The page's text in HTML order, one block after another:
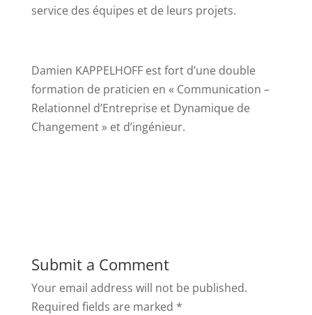
service des équipes et de leurs projets.
Damien KAPPELHOFF est fort d’une double
formation de praticien en « Communication –
Relationnel d’Entreprise et Dynamique de
Changement » et d’ingénieur.
Submit a Comment
Your email address will not be published.
Required fields are marked *